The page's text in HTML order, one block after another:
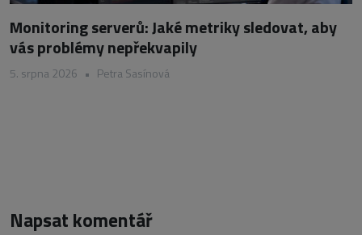
Monitoring serverů: Jaké metriky sledovat, aby
vás problémy nepřekvapily
5. srpna 2026 • Petra Sasínová
Napsat komentář